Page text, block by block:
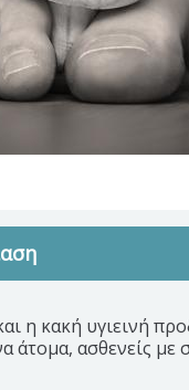
η κακή υγιεινή
άτομα, ασθενείς